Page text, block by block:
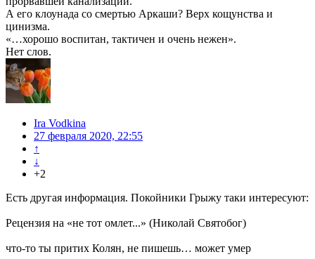
А его клоунада со смертью Аркаши? Верх кощунства и
цинизма.
«…хорошо воспитан, тактичен и очень нежен».
Нет слов.
Ira Vodkina
27 февраля 2020, 22:55
↑
↓
+2
Есть другая информация. Покойники Грыжу таки интересуют:
Рецензия на «не тот омлет...» (Николай Святобог)
что-то ты притих Колян, не пишешь… может умер